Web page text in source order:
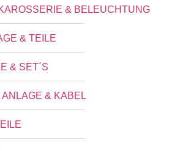
& BELEUCHTUNG
& TEILE
& SET´S
& KABEL